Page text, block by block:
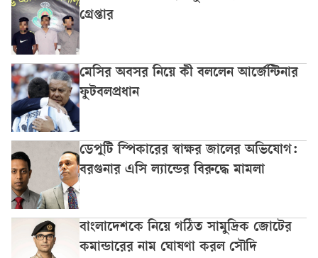
গ্রেপ্তার
মেসির অবসর নিয়ে কী বললেন আর্জেন্টিনার
ফুটবলপ্রধান
ডেপুটি স্পিকারের স্বাক্ষর জালের অভিযোগ:
বরগুনার এসি ল্যান্ডের বিরুদ্ধে মামলা
বাংলাদেশকে নিয়ে গঠিত সামুদ্রিক জোটের
কমান্ডারের নাম ঘোষণা করল সৌদি